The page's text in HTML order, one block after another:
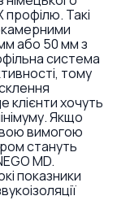
Такі
або 50 мм з
система
тому
клієнти хочуть
Якщо
вимогою
стануть
MD.
показники